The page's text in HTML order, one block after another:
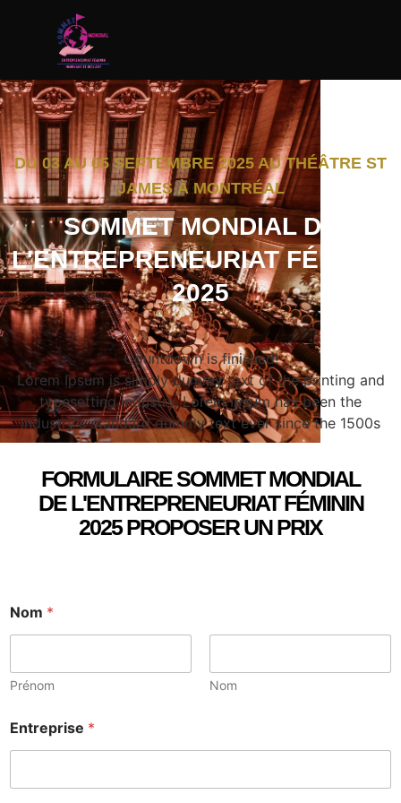
DU 03 AU 05 SEPTEMBRE 2025 AU THÉÂTRE ST
JAMES À MONTRÉAL
SOMMET MONDIAL DE
L'ENTREPRENEURIAT FÉMININ
2025
Countdown is finished!
Lorem Ipsum is simply dummy text of the printing and
typesetting industry. Lorem Ipsum has been the
industry's standard dummy text ever since the 1500s
FORMULAIRE SOMMET MONDIAL
DE L'ENTREPRENEURIAT FÉMININ
2025 PROPOSER UN PRIX
Nom *
Prénom Nom
Entreprise *